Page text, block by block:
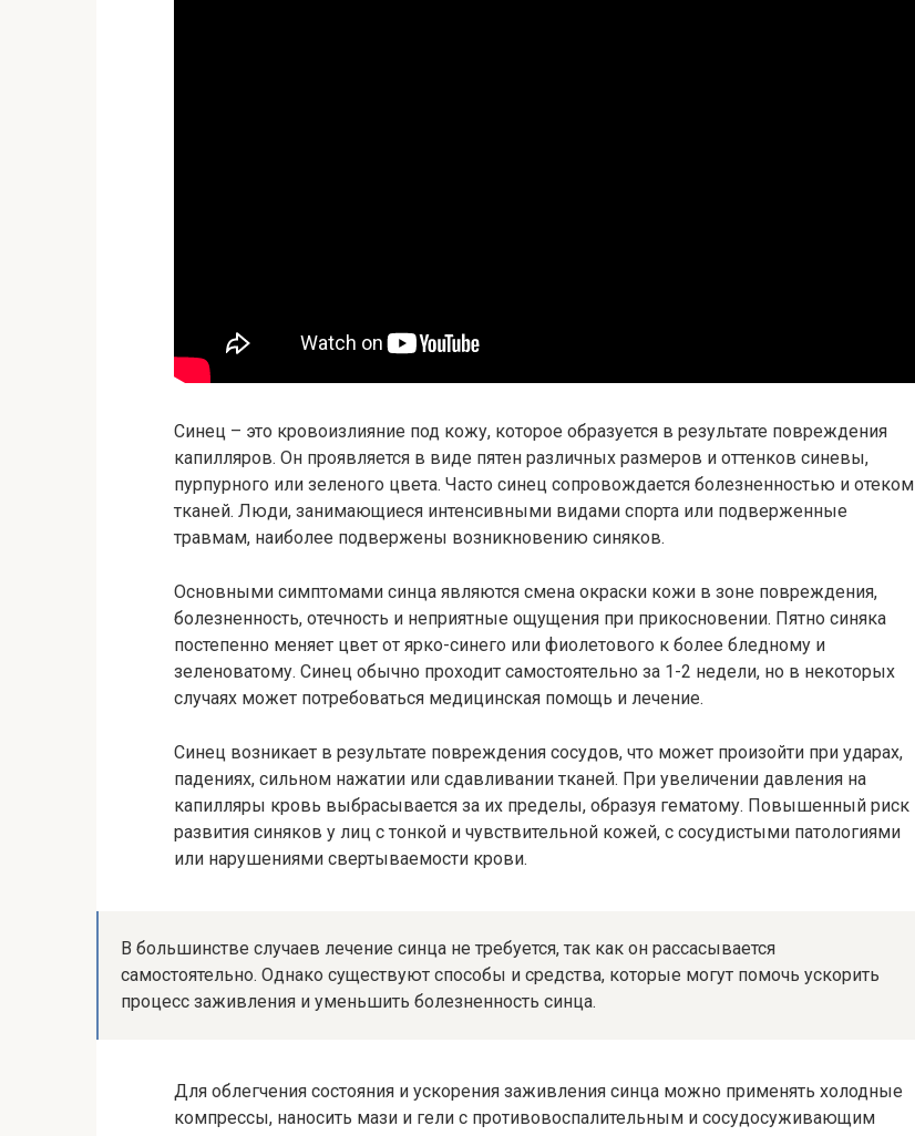
Синец – это кровоизлияние под кожу, которое образуется в результате повреждения
капилляров. Он проявляется в виде пятен различных размеров и оттенков синевы,
пурпурного или зеленого цвета. Часто синец сопровождается болезненностью и отеком
тканей. Люди, занимающиеся интенсивными видами спорта или подверженные
травмам, наиболее подвержены возникновению синяков.
Основными симптомами синца являются смена окраски кожи в зоне повреждения,
болезненность, отечность и неприятные ощущения при прикосновении. Пятно синяка
постепенно меняет цвет от ярко-синего или фиолетового к более бледному и
зеленоватому. Синец обычно проходит самостоятельно за 1-2 недели, но в некоторых
случаях может потребоваться медицинская помощь и лечение.
Синец возникает в результате повреждения сосудов, что может произойти при ударах,
падениях, сильном нажатии или сдавливании тканей. При увеличении давления на
капилляры кровь выбрасывается за их пределы, образуя гематому. Повышенный риск
развития синяков у лиц с тонкой и чувствительной кожей, с сосудистыми патологиями
или нарушениями свертываемости крови.
В большинстве случаев лечение синца не требуется, так как он рассасывается
самостоятельно. Однако существуют способы и средства, которые могут помочь ускорить
процесс заживления и уменьшить болезненность синца.
Для облегчения состояния и ускорения заживления синца можно применять холодные
компрессы, наносить мази и гели с противовоспалительным и сосудосуживающим